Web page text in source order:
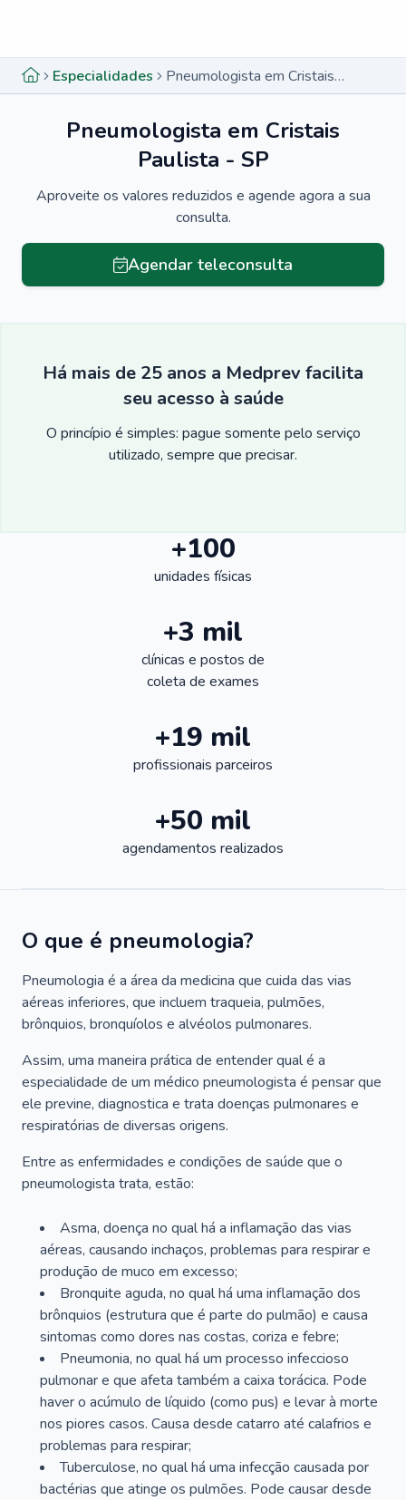
Especialidades Pneumologista em Cristais Paulista - SP
Pneumologista em Cristais
Paulista - SP
Aproveite os valores reduzidos e agende agora a sua
consulta.
Agendar teleconsulta
Há mais de 25 anos a Medprev facilita
seu acesso à saúde
O princípio é simples: pague somente pelo serviço
utilizado, sempre que precisar.
+100
unidades físicas
+3 mil
clínicas e postos de
coleta de exames
+19 mil
profissionais parceiros
+50 mil
agendamentos realizados
O que é pneumologia?
Pneumologia é a área da medicina que cuida das vias
aéreas inferiores, que incluem traqueia, pulmões,
brônquios, bronquíolos e alvéolos pulmonares.
Assim, uma maneira prática de entender qual é a
especialidade de um médico pneumologista é pensar que
ele previne, diagnostica e trata doenças pulmonares e
respiratórias de diversas origens.
Entre as enfermidades e condições de saúde que o
pneumologista trata, estão:
Asma, doença no qual há a inflamação das vias
aéreas, causando inchaços, problemas para respirar e
produção de muco em excesso;
Bronquite aguda, no qual há uma inflamação dos
brônquios (estrutura que é parte do pulmão) e causa
sintomas como dores nas costas, coriza e febre;
Pneumonia, no qual há um processo infeccioso
pulmonar e que afeta também a caixa torácica. Pode
haver o acúmulo de líquido (como pus) e levar à morte
nos piores casos. Causa desde catarro até calafrios e
problemas para respirar;
Tuberculose, no qual há uma infecção causada por
bactérias que atinge os pulmões. Pode causar desde